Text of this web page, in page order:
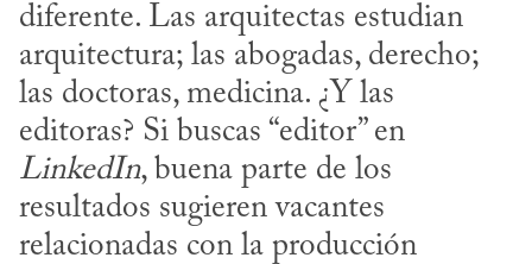
diferente. Las arquitectas estudian
arquitectura; las abogadas, derecho;
las doctoras, medicina. ¿Y las
LinkedIn, buena parte de los
resultados sugieren vacantes
relacionadas con la producción